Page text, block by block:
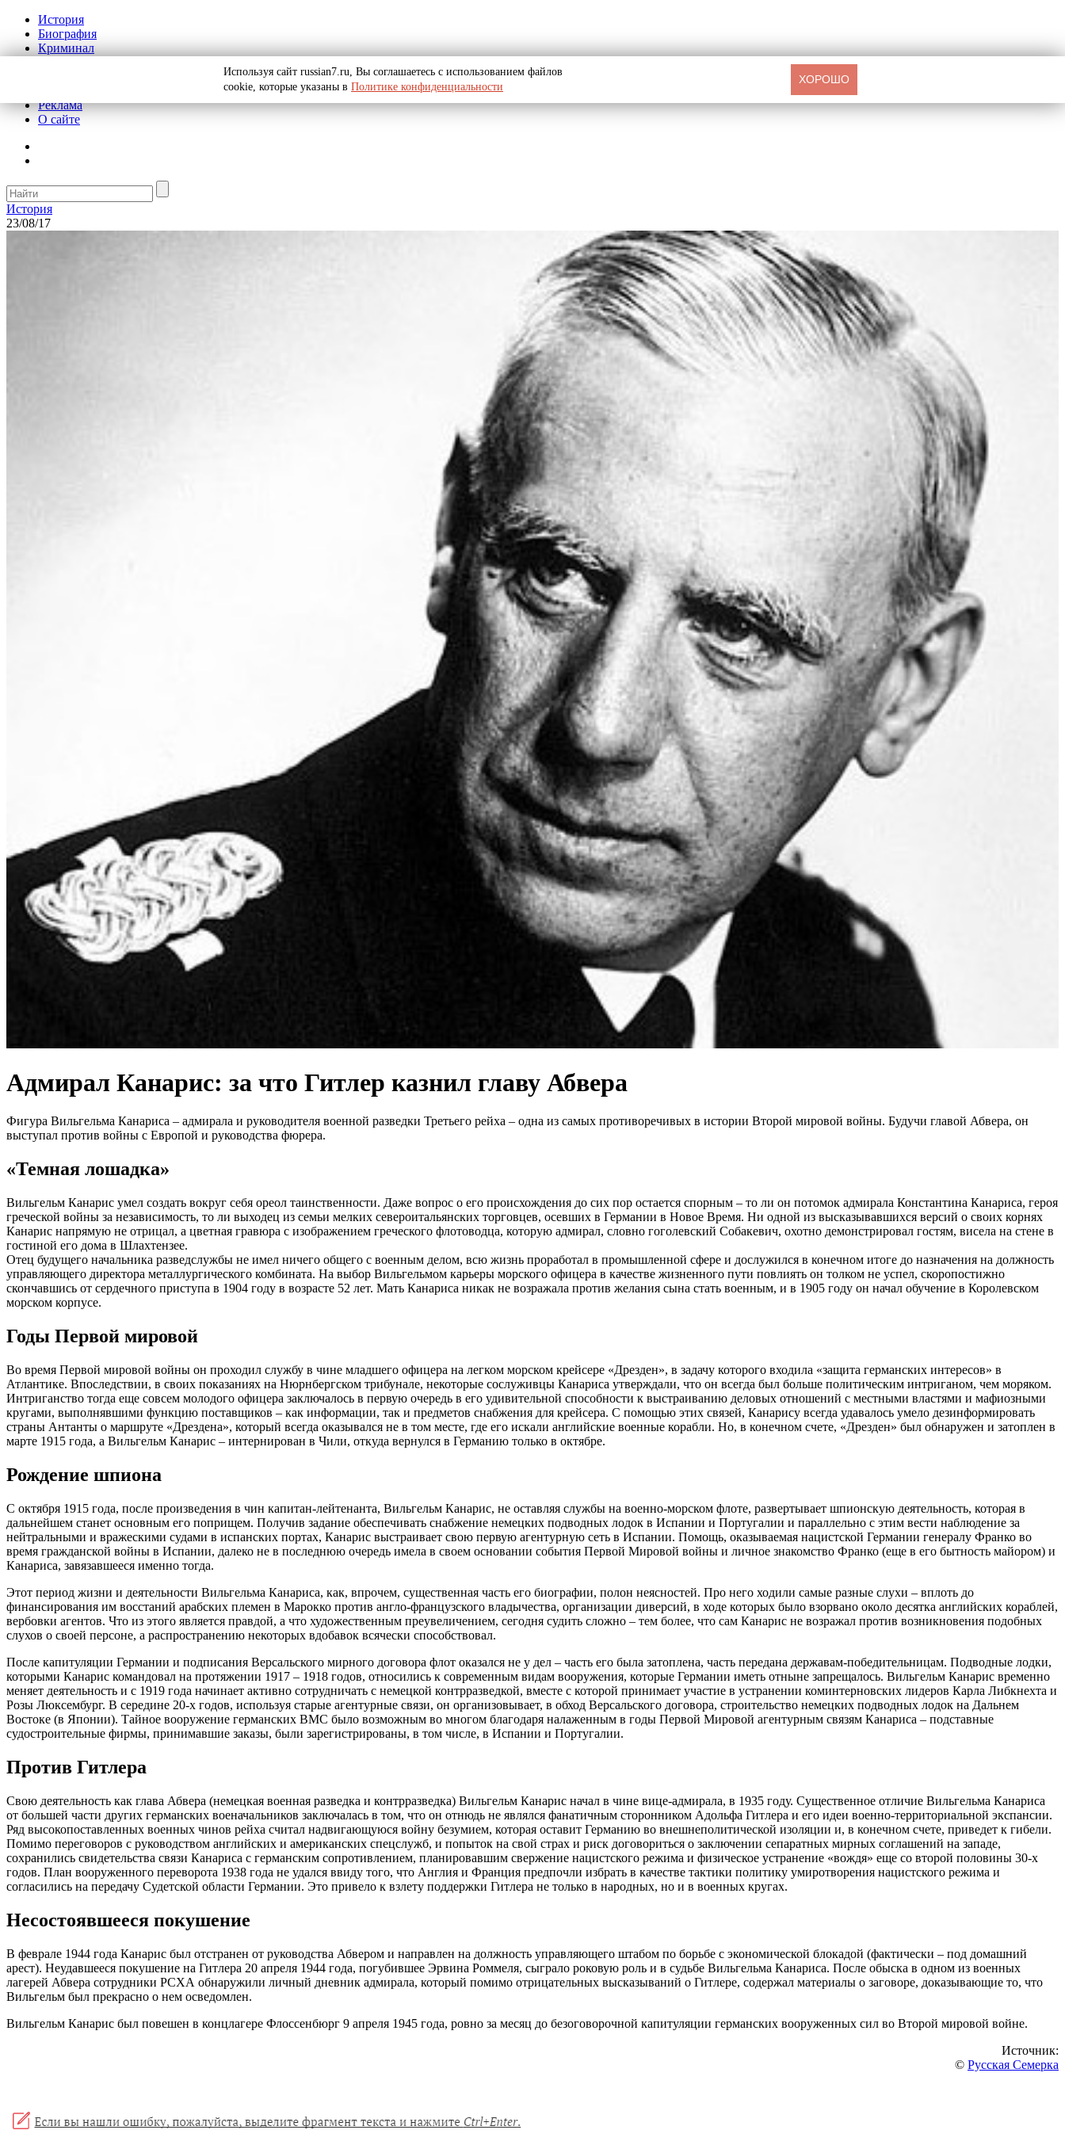
История
Биография
Криминал
Реклама
О сайте
История
23/08/17
Адмирал Канарис: за что Гитлер казнил главу Абвера
Фигура Вильгельма Канариса – адмирала и руководителя военной разведки Третьего рейха – одна из самых противоречивых в истории Второй мировой войны. Будучи главой Абвера, он
выступал против войны с Европой и руководства фюрера.
«Темная лошадка»
Вильгельм Канарис умел создать вокруг себя ореол таинственности. Даже вопрос о его происхождения до сих пор остается спорным – то ли он потомок адмирала Константина Канариса, героя
греческой войны за независимость, то ли выходец из семьи мелких североитальянских торговцев, осевших в Германии в Новое Время. Ни одной из высказывавшихся версий о своих корнях
Канарис напрямую не отрицал, а цветная гравюра с изображением греческого флотоводца, которую адмирал, словно гоголевский Собакевич, охотно демонстрировал гостям, висела на стене в
гостиной его дома в Шлахтензее.
Отец будущего начальника разведслужбы не имел ничего общего с военным делом, всю жизнь проработал в промышленной сфере и дослужился в конечном итоге до назначения на должность
управляющего директора металлургического комбината. На выбор Вильгельмом карьеры морского офицера в качестве жизненного пути повлиять он толком не успел, скоропостижно
скончавшись от сердечного приступа в 1904 году в возрасте 52 лет. Мать Канариса никак не возражала против желания сына стать военным, и в 1905 году он начал обучение в Королевском
морском корпусе.
Годы Первой мировой
Во время Первой мировой войны он проходил службу в чине младшего офицера на легком морском крейсере «Дрезден», в задачу которого входила «защита германских интересов» в
Атлантике. Впоследствии, в своих показаниях на Нюрнбергском трибунале, некоторые сослуживцы Канариса утверждали, что он всегда был больше политическим интриганом, чем моряком.
Интриганство тогда еще совсем молодого офицера заключалось в первую очередь в его удивительной способности к выстраиванию деловых отношений с местными властями и мафиозными
кругами, выполнявшими функцию поставщиков – как информации, так и предметов снабжения для крейсера. С помощью этих связей, Канарису всегда удавалось умело дезинформировать
страны Антанты о маршруте «Дрездена», который всегда оказывался не в том месте, где его искали английские военные корабли. Но, в конечном счете, «Дрезден» был обнаружен и затоплен в
марте 1915 года, а Вильгельм Канарис – интернирован в Чили, откуда вернулся в Германию только в октябре.
Рождение шпиона
С октября 1915 года, после произведения в чин капитан-лейтенанта, Вильгельм Канарис, не оставляя службы на военно-морском флоте, развертывает шпионскую деятельность, которая в
дальнейшем станет основным его поприщем. Получив задание обеспечивать снабжение немецких подводных лодок в Испании и Португалии и параллельно с этим вести наблюдение за
нейтральными и вражескими судами в испанских портах, Канарис выстраивает свою первую агентурную сеть в Испании. Помощь, оказываемая нацистской Германии генералу Франко во
время гражданской войны в Испании, далеко не в последнюю очередь имела в своем основании события Первой Мировой войны и личное знакомство Франко (еще в его бытность майором) и
Канариса, завязавшееся именно тогда.
Этот период жизни и деятельности Вильгельма Канариса, как, впрочем, существенная часть его биографии, полон неясностей. Про него ходили самые разные слухи – вплоть до
финансирования им восстаний арабских племен в Марокко против англо-французского владычества, организации диверсий, в ходе которых было взорвано около десятка английских кораблей,
вербовки агентов. Что из этого является правдой, а что художественным преувеличением, сегодня судить сложно – тем более, что сам Канарис не возражал против возникновения подобных
слухов о своей персоне, а распространению некоторых вдобавок всячески способствовал.
После капитуляции Германии и подписания Версальского мирного договора флот оказался не у дел – часть его была затоплена, часть передана державам-победительницам. Подводные лодки,
которыми Канарис командовал на протяжении 1917 – 1918 годов, относились к современным видам вооружения, которые Германии иметь отныне запрещалось. Вильгельм Канарис временно
меняет деятельность и с 1919 года начинает активно сотрудничать с немецкой контрразведкой, вместе с которой принимает участие в устранении коминтерновских лидеров Карла Либкнехта и
Розы Люксембург. В середине 20-х годов, используя старые агентурные связи, он организовывает, в обход Версальского договора, строительство немецких подводных лодок на Дальнем
Востоке (в Японии). Тайное вооружение германских ВМС было возможным во многом благодаря налаженным в годы Первой Мировой агентурным связям Канариса – подставные
судостроительные фирмы, принимавшие заказы, были зарегистрированы, в том числе, в Испании и Португалии.
Против Гитлера
Свою деятельность как глава Абвера (немецкая военная разведка и контрразведка) Вильгельм Канарис начал в чине вице-адмирала, в 1935 году. Существенное отличие Вильгельма Канариса
от большей части других германских военачальников заключалась в том, что он отнюдь не являлся фанатичным сторонником Адольфа Гитлера и его идеи военно-территориальной экспансии.
Ряд высокопоставленных военных чинов рейха считал надвигающуюся войну безумием, которая оставит Германию во внешнеполитической изоляции и, в конечном счете, приведет к гибели.
Помимо переговоров с руководством английских и американских спецслужб, и попыток на свой страх и риск договориться о заключении сепаратных мирных соглашений на западе,
сохранились свидетельства связи Канариса с германским сопротивлением, планировавшим свержение нацистского режима и физическое устранение «вождя» еще со второй половины 30-х
годов. План вооруженного переворота 1938 года не удался ввиду того, что Англия и Франция предпочли избрать в качестве тактики политику умиротворения нацистского режима и
согласились на передачу Судетской области Германии. Это привело к взлету поддержки Гитлера не только в народных, но и в военных кругах.
Несостоявшееся покушение
В феврале 1944 года Канарис был отстранен от руководства Абвером и направлен на должность управляющего штабом по борьбе с экономической блокадой (фактически – под домашний
арест). Неудавшееся покушение на Гитлера 20 апреля 1944 года, погубившее Эрвина Роммеля, сыграло роковую роль и в судьбе Вильгельма Канариса. После обыска в одном из военных
лагерей Абвера сотрудники РСХА обнаружили личный дневник адмирала, который помимо отрицательных высказываний о Гитлере, содержал материалы о заговоре, доказывающие то, что
Вильгельм был прекрасно о нем осведомлен.
Вильгельм Канарис был повешен в концлагере Флоссенбюрг 9 апреля 1945 года, ровно за месяц до безоговорочной капитуляции германских вооруженных сил во Второй мировой войне.
Источник:
© Русская Семерка
Используя сайт russian7.ru, Вы соглашаетесь с использованием файлов
cookie, которые указаны в Политике конфиденциальности
ХОРОШО